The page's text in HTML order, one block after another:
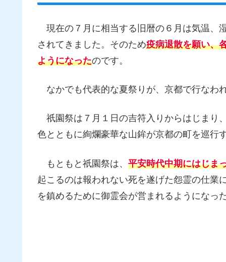
現在の７月に相当する旧暦の６月は気温、
されてきました。そのため疫病退散を願い、
ようになったのです。
なかでも代表的な夏祭りが、京都で行なわ
祇園祭は７月１日の吉符入りからはじまり
色とともに絢爛豪華な山鉾が京都の町を巡行
もともと祇園祭は、 平安時代中期にはじま
起こるのは報われない死を遂げた怨霊の仕業
を鎮めるために御霊会が営まれるようになっ